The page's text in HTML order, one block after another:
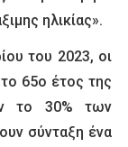
ηλικίας».
του 2023, οι
65ο έτος της
το 30% των
σύνταξη ένα